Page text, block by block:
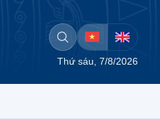
Thứ sáu, 7/8/2026